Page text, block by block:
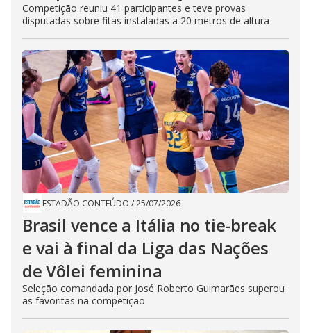
Competição reuniu 41 participantes e teve provas
disputadas sobre fitas instaladas a 20 metros de altura
ESTADÃO CONTEÚDO /25/07/2026
Brasil vence a Itália no tie-break
e vai à final da Liga das Nações
de Vôlei feminina
Seleção comandada por José Roberto Guimarães superou
as favoritas na competição